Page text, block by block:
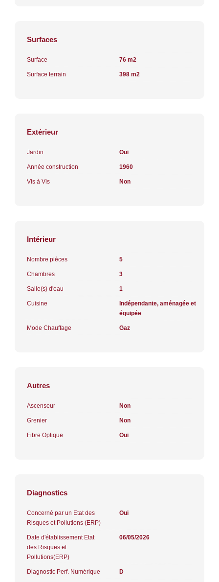
Surfaces
Surface 76 m2
Surface terrain 398 m2
Extérieur
Jardin Oui
Année construction 1960
Vis à Vis Non
Intérieur
Nombre pièces 5
Chambres 3
Salle(s) d'eau 1
Cuisine
Indépendante, aménagée et
équipée
Mode Chauffage Gaz
Autres
Ascenseur Non
Grenier Non
Fibre Optique Oui
Diagnostics
Concerné par un Etat des
Risques et Pollutions (ERP)
Oui
Date d'établissement Etat
des Risques et
Pollutions(ERP)
06/05/2026
Diagnostic Perf. Numérique D